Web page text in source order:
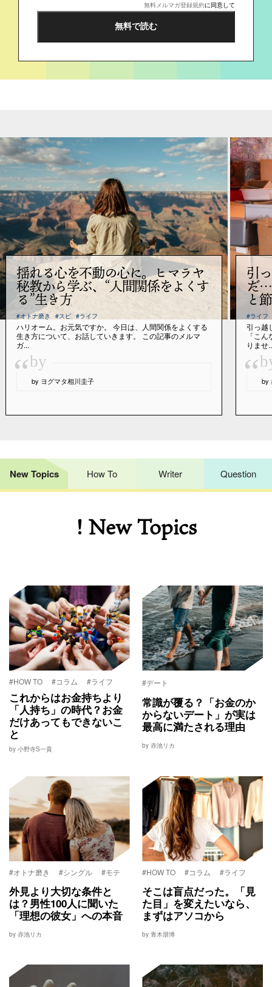
無料メルマガ登録規約に同意して
揺れる心を不動の心に。ヒマラヤ
秘教から学ぶ、“人間関係をよくす
る”生き方
#オトナ磨き #スピ #ライフ
ハリオーム。お元気ですか。 今日は、人間関係をよくする
生き方について、お話していきます。 この記事のメルマ
ガ...
“by
by ヨグマタ相川圭子
引
だ…
と
#ライフ
引っ越
「こ
りませ
“ by
New Topics How To Writer Question
! New Topics
#HOW TO #コラム #ライフ
これからはお金持ちより
「人持ち」の時代？お金
だけあってもできないこ
と
by 小野寺S一貴
#デート
常識が覆る？「お金のか
からないデート」が実は
最高に満たされる理由
by 赤池リカ
#オトナ磨き #シングル #モテ
外見より大切な条件と
は？男性100人に聞いた
「理想の彼女」への本音
by 赤池リカ
#HOW TO #コラム #ライフ
そこは盲点だった。「見
た目」を変えたいなら、
まずはアソコから
by 青木朋博